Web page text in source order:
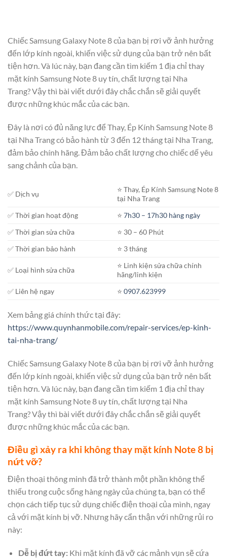
Chiếc Samsung Galaxy Note 8 của bạn bị rơi vỡ ảnh hưởng
đến lớp kính ngoài, khiến việc sử dụng của bạn trở nên bất
tiện hơn. Và lúc này, bạn đang cần tìm kiếm 1 địa chỉ thay
mặt kính Samsung Note 8 uy tín, chất lượng tại Nha
Trang? Vậy thì bài viết dưới đây chắc chắn sẽ giải quyết
được những khúc mắc của các bạn.
Đây là nơi có đủ năng lực để Thay, Ép Kính Samsung Note 8
tại Nha Trang có bảo hành từ 3 đến 12 tháng tại Nha Trang,
đảm bảo chính hãng. Đảm bảo chất lượng cho chiếc dế yêu
sang chảnh của bạn.
✅ Dịch vụ
⭐️ Thay, Ép Kính Samsung Note 8
tại Nha Trang
✅ Thời gian hoạt động
⭐️7h30 – 17h30 hàng ngày
✅ Thời gian sửa chữa
⭐️ 30 – 60 Phút
✅ Thời gian bảo hành
⭐️ 3 tháng
✅ Loại hình sửa chữa
⭐️ Linh kiện sửa chữa chính
hãng/linh kiện
✅ Liên hệ ngay
⭐️0907.623999
Xem bảng giá chính thức tại đây:
https://www.quynhanmobile.com/repair-services/ep-kinh-
tai-nha-trang/
Chiếc Samsung Galaxy Note 8 của bạn bị rơi vỡ ảnh hưởng
đến lớp kính ngoài, khiến việc sử dụng của bạn trở nên bất
tiện hơn. Và lúc này, bạn đang cần tìm kiếm 1 địa chỉ thay
mặt kính Samsung Note 8 uy tín, chất lượng tại Nha
Trang? Vậy thì bài viết dưới đây chắc chắn sẽ giải quyết
được những khúc mắc của các bạn.
Điều gì xảy ra khi không thay mặt kính Note 8 bị
nứt vỡ?
Điện thoại thông minh đã trở thành một phần không thể
thiếu trong cuộc sống hàng ngày của chúng ta, bạn có thể
chọn cách tiếp tục sử dụng chiếc điện thoại của mình, ngay
cả với mặt kính bị vỡ. Nhưng hãy cẩn thận với những rủi ro
này:
Dễ bị đứt tay:Khi mặt kính đã vỡ các mảnh vụn sẽ cứa